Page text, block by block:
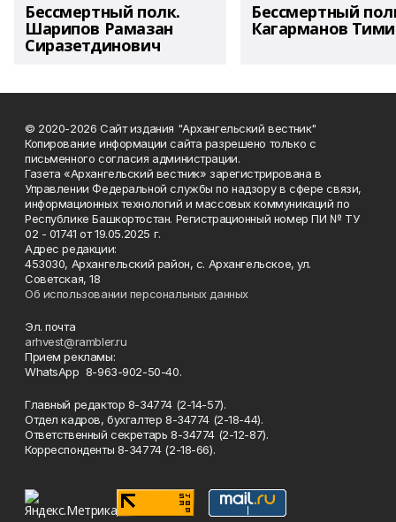
Бессмертный полк.
Шарипов Рамазан
Сиразетдинович
Бессмертный
Кагарманов
© 2020-2026 Сайт издания "Архангельский вестник"
Копирование информации сайта разрешено только с
письменного согласия администрации.
Газета «Архангельский вестник» зарегистрирована в
Управлении Федеральной службы по надзору в сфере связи,
информационных технологий и массовых коммуникаций по
Республике Башкортостан. Регистрационный номер ПИ № ТУ
02 - 01741 от 19.05.2025 г.
Адрес редакции:
453030, Архангельский район, с. Архангельское, ул.
Советская, 18
Об использовании персональных данных
Эл. почта
arhvest@rambler.ru
Прием рекламы:
WhatsApp 8-963-902-50-40.
Главный редактор 8-34774 (2-14-57).
Отдел кадров, бухгалтер 8-34774 (2-18-44).
Ответственный секретарь 8-34774 (2-12-87).
Корреспонденты 8-34774 (2-18-66).